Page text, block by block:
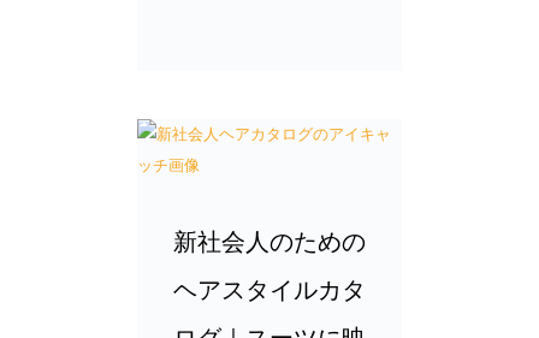
新社会人のための
ヘアスタイルカタ